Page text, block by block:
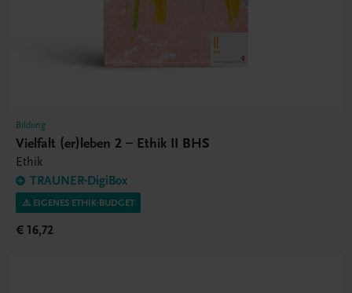
Bildung
Vielfalt (er)leben 2 – Ethik II BHS
Ethik
TRAUNER-DigiBox
⚠️ EIGENES ETHIK-BUDGET
€ 16,72